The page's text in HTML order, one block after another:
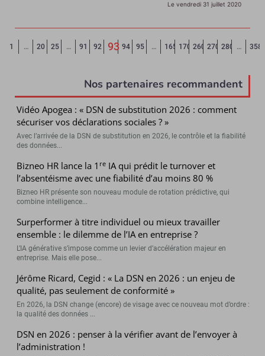
Le vendredi 31 juillet 2020
Page précédente
1 … 20 25 … 91 92
93 94 95 … 165 170 260 270 280 … 358
Nos partenaires recommandent
Vidéo Apogea : « DSN de substitution 2026 : comment
sécuriser vos déclarations sociales ? »
Avec l’arrivée de la DSN de substitution en 2026, le contrôle et la fiabilité
des données...
Bizneo HR lance la 1 re IA qui prédit le turnover et
l’absentéisme avec une fiabilité d’au moins 80 %
Bizneo HR présente son nouveau module de rotation prédictive, qui
combine intelligence...
Surperformer à titre individuel ou mieux travailler
ensemble : le dilemme de l’IA en entreprise ?
L’IA générative s’impose comme un levier d’accélération majeur en
entreprise. Mais elle pose...
Jérôme Ricard, Cegid : « La DSN en 2026 : un enjeu de
qualité, pas seulement de conformité »
En 2026, la DSN change (encore) de visage avec ce nouveau mot d’ordre :
la qualité des données ...
DSN en 2026 : penser à la vérifier avant de l’envoyer à
l’administration !